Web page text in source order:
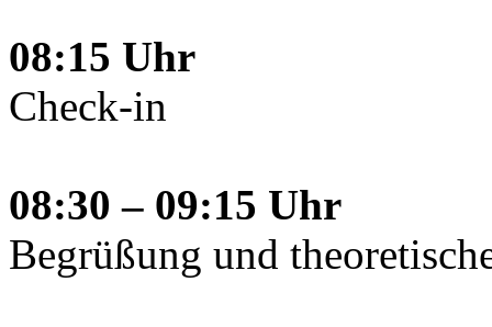
08:15 Uhr
Check-in
08:30 – 09:15 Uhr
Begrüßung und